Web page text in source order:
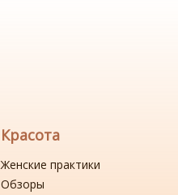
Красота
Женские практики
Обзоры